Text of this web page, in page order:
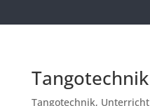
Tangotechnik
Tangotechnik, Unterricht